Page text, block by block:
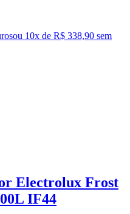
ou 10x de R$ 338,90 sem
Electrolux Frost
IF44